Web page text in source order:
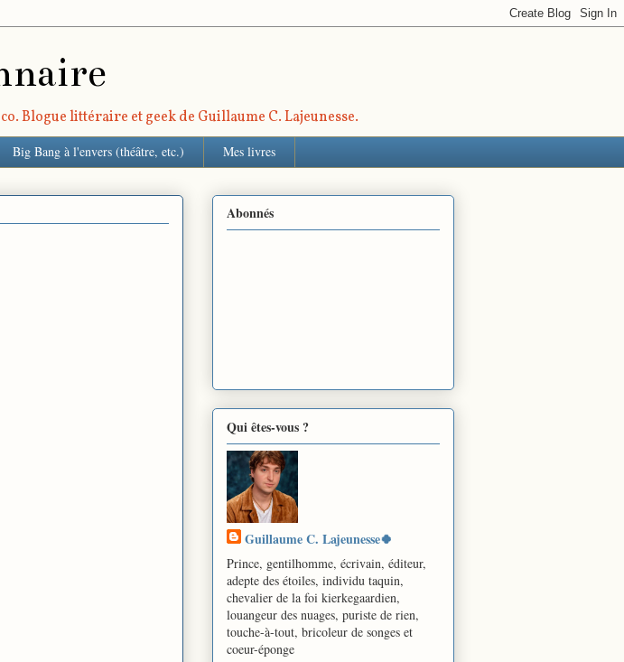
Blogue littéraire et geek de Guillaume C. Lajeunesse.
Big Bang à l'envers (théâtre, etc.) Mes livres
Abonnés
Qui êtes-vous ?
Guillaume C. Lajeunesse🍀
Prince, gentilhomme, écrivain, éditeur,
adepte des étoiles, individu taquin,
chevalier de la foi kierkegaardien,
louangeur des nuages, puriste de rien,
touche-à-tout, bricoleur de songes et
coeur-éponge